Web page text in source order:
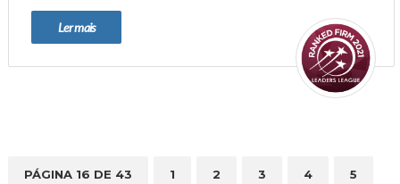
Ler mais
PÁGINA 16 DE 43 1 2 3 4 5